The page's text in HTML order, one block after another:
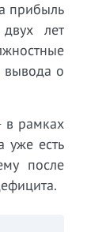
прибыль
лет
вывода о
в рамках
уже есть
после